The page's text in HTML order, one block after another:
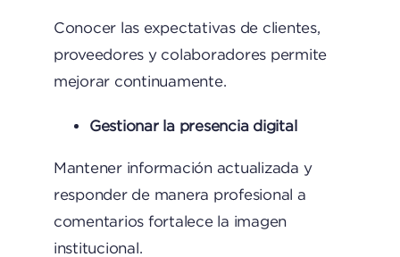
Conocer las expectativas de clientes,
proveedores y colaboradores permite
mejorar continuamente.
Gestionar la presencia digital
Mantener información actualizada y
responder de manera profesional a
comentarios fortalece la imagen
institucional.